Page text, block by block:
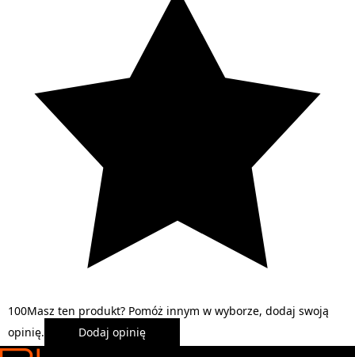
100Masz ten produkt? Pomóż innym w wyborze, dodaj swoją
opinię.
Dodaj opinię